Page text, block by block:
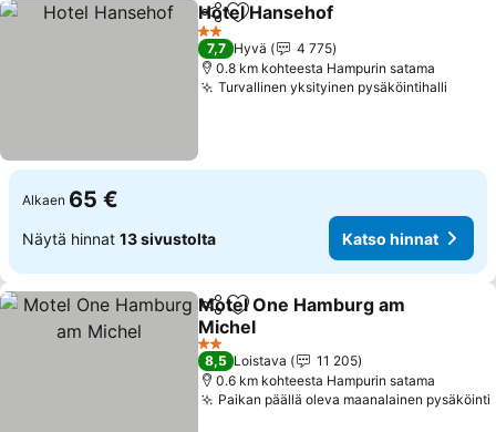
Jaa Lisää suosikkeihin
Hotel Hansehof
2 Tähtiluokitus
7,7 Hyvä
4 775
0.8 km kohteesta Hampurin satama
Turvallinen yksityinen pysäköintihalli
Alkaen 65 €
Näytä hinnat 13 sivustolta Katso hinnat
Jaa Lisää suosikkeihin
Motel One Hamburg am
Michel
2 Tähtiluokitus
8,5 Loistava
11 205
0.6 km kohteesta Hampurin satama
Paikan päällä oleva maanalainen pysäköinti